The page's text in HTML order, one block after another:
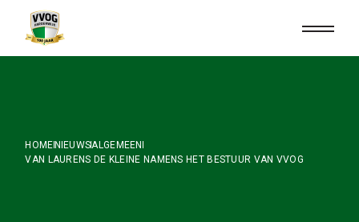
content
HOME NIEUWSALGEMEEN
VAN LAURENS DE KLEINE NAMENS HET BESTUUR VAN VVOG